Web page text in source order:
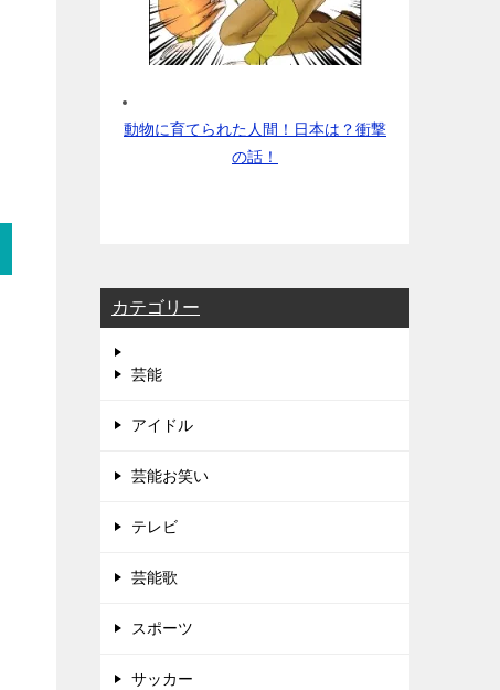
動物に育てられた人間！日本は？衝撃
の話！
カテゴリー
芸能
アイドル
芸能お笑い
テレビ
芸能歌
スポーツ
サッカー